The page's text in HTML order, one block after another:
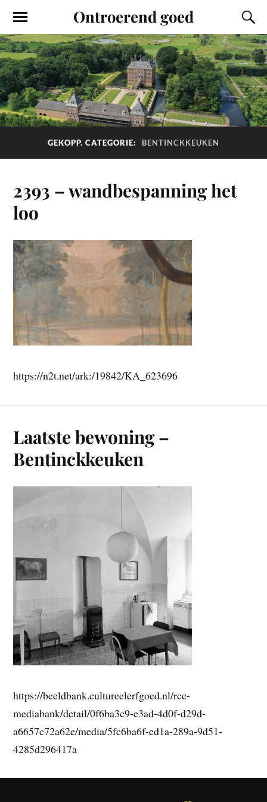
Ontroerend goed
GEKOPP. CATEGORIE: BENTINCKKEUKEN
2393 – wandbespanning het
loo
https://n2t.net/ark:/19842/KA_623696
Laatste bewoning –
Bentinckkeuken
https://beeldbank.cultureelerfgoed.nl/rce-
mediabank/detail/0f6ba3c9-e3ad-4d0f-d29d-
a6657c72a62e/media/5fc6ba6f-ed1a-289a-9d51-
4285d296417a